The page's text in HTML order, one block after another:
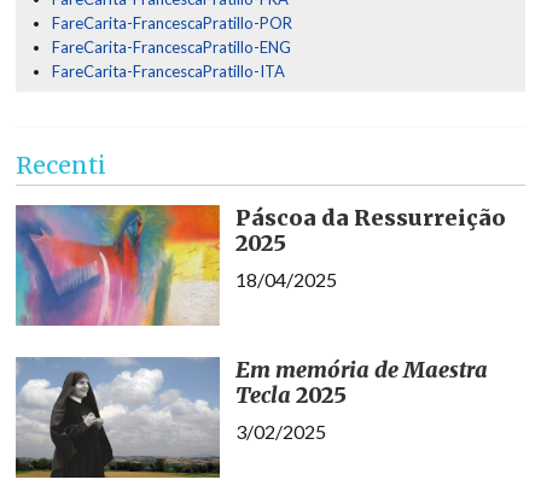
FareCarita-FrancescaPratillo-POR
FareCarita-FrancescaPratillo-ENG
FareCarita-FrancescaPratillo-ITA
Recenti
Páscoa da Ressurreição
2025
18/04/2025
Em memória de Maestra
Tecla 2025
3/02/2025